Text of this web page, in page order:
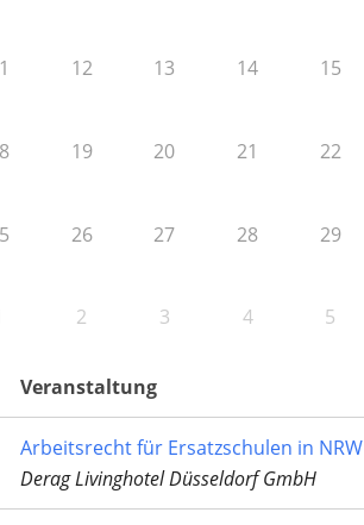
12 13 14 15
19 20 21 22
26 27 28 29
2 3 4 5
Veranstaltung
Arbeitsrecht für Ersatzschulen in NRW
Derag Livinghotel Düsseldorf GmbH